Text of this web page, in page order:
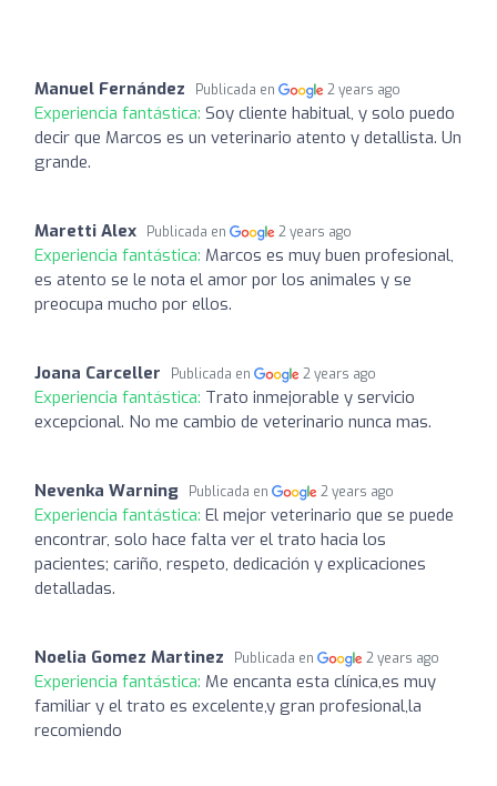
Manuel Fernández Publicada en 2 years ago
Experiencia fantástica: Soy cliente habitual, y solo puedo
decir que Marcos es un veterinario atento y detallista. Un
grande.
Maretti Alex Publicada en 2 years ago
Experiencia fantástica: Marcos es muy buen profesional,
es atento se le nota el amor por los animales y se
preocupa mucho por ellos.
Joana Carceller Publicada en 2 years ago
Experiencia fantástica: Trato inmejorable y servicio
excepcional. No me cambio de veterinario nunca mas.
Nevenka Warning Publicada en 2 years ago
Experiencia fantástica: El mejor veterinario que se puede
encontrar, solo hace falta ver el trato hacia los
pacientes; cariño, respeto, dedicación y explicaciones
detalladas.
Noelia Gomez Martinez Publicada en 2 years ago
Experiencia fantástica: Me encanta esta clínica,es muy
familiar y el trato es excelente,y gran profesional,la
recomiendo